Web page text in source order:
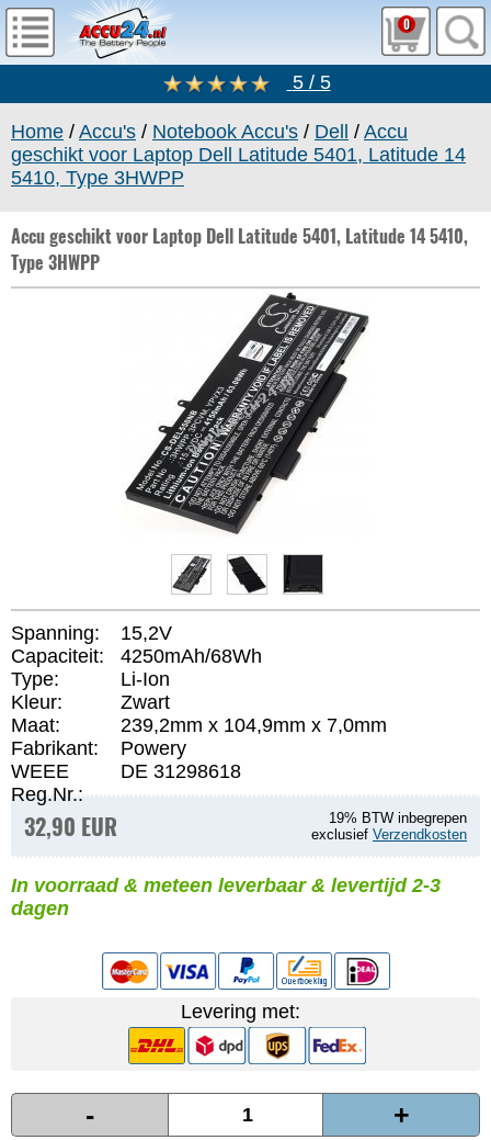
0
5 / 5
Home / Accu's / Notebook Accu's / Dell / Accu
geschikt voor Laptop Dell Latitude 5401, Latitude 14
5410, Type 3HWPP
Accu geschikt voor Laptop Dell Latitude 5401, Latitude 14 5410,
Type 3HWPP
Spanning:
15,2V
Capaciteit:
4250mAh/68Wh
Type:
Li-Ion
Kleur:
Zwart
Maat:
239,2mm x 104,9mm x 7,0mm
Fabrikant:
Powery
WEEE
Reg.Nr.:
DE 31298618
32,90 EUR
19% BTW inbegrepen
exclusief Verzendkosten
In voorraad & meteen leverbaar & levertijd 2-3
dagen
Levering met:
- +